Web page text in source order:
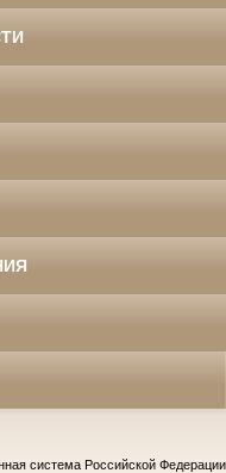
система Российской